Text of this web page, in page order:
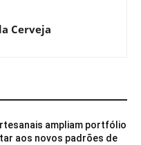
Cerveja
ampliam portfólio
aos novos padrões de